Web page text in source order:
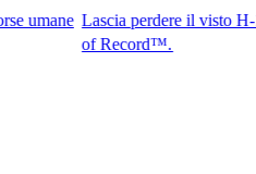
Lascia perdere il visto H-1B.
of Record™.​​